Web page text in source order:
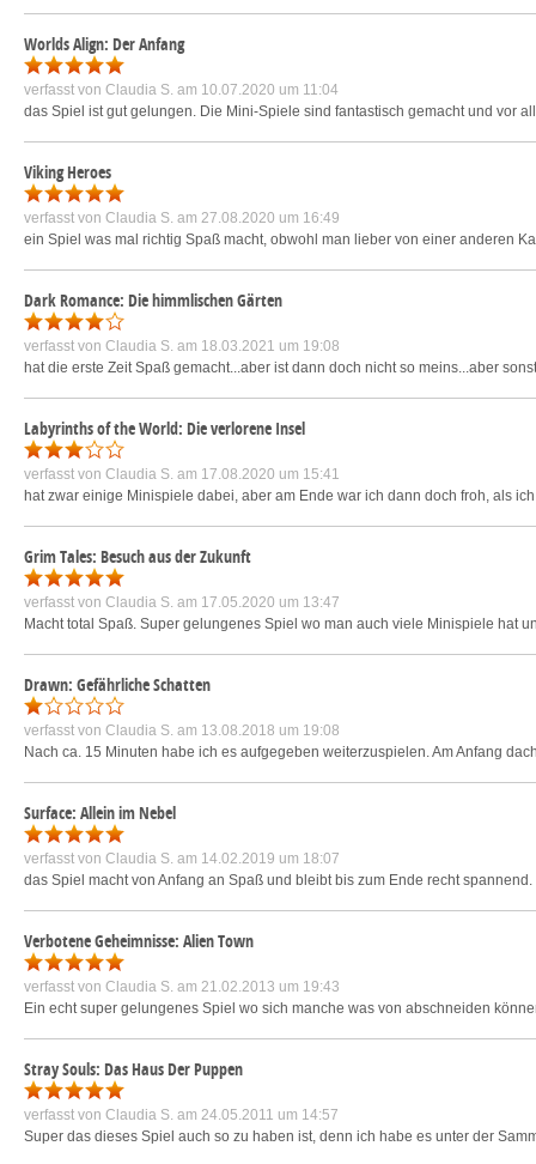
Worlds Align: Der Anfang
verfasst von Claudia S. am 10.07.2020 um 11:04
das Spiel ist gut gelungen. Die Mini-Spiele sind fantastisch gemacht und vor
Viking Heroes
verfasst von Claudia S. am 27.08.2020 um 16:49
ein Spiel was mal richtig Spaß macht, obwohl man lieber von einer anderen
Dark Romance: Die himmlischen Gärten
verfasst von Claudia S. am 18.03.2021 um 19:08
hat die erste Zeit Spaß gemacht...aber ist dann doch nicht so meins...aber
Labyrinths of the World: Die verlorene Insel
verfasst von Claudia S. am 17.08.2020 um 15:41
hat zwar einige Minispiele dabei, aber am Ende war ich dann doch froh, als
Grim Tales: Besuch aus der Zukunft
verfasst von Claudia S. am 17.05.2020 um 13:47
Macht total Spaß. Super gelungenes Spiel wo man auch viele Minispiele hat
Drawn: Gefährliche Schatten
verfasst von Claudia S. am 13.08.2018 um 19:08
Nach ca. 15 Minuten habe ich es aufgegeben weiterzuspielen. Am Anfang
Surface: Allein im Nebel
verfasst von Claudia S. am 14.02.2019 um 18:07
das Spiel macht von Anfang an Spaß und bleibt bis zum Ende recht
Verbotene Geheimnisse: Alien Town
verfasst von Claudia S. am 21.02.2013 um 19:43
Ein echt super gelungenes Spiel wo sich manche was von abschneiden
Stray Souls: Das Haus Der Puppen
verfasst von Claudia S. am 24.05.2011 um 14:57
Super das dieses Spiel auch so zu haben ist, denn ich habe es unter der